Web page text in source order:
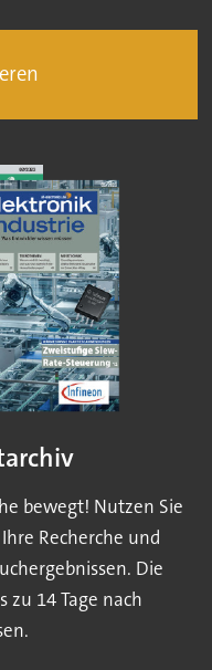
bewegt! Nutzen Sie
Recherche und
Die
zu 14 Tage nach